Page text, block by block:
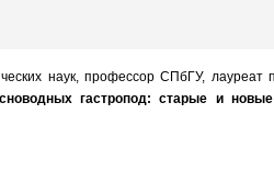
наук, профессор СПбГУ,
гастропод: старые и